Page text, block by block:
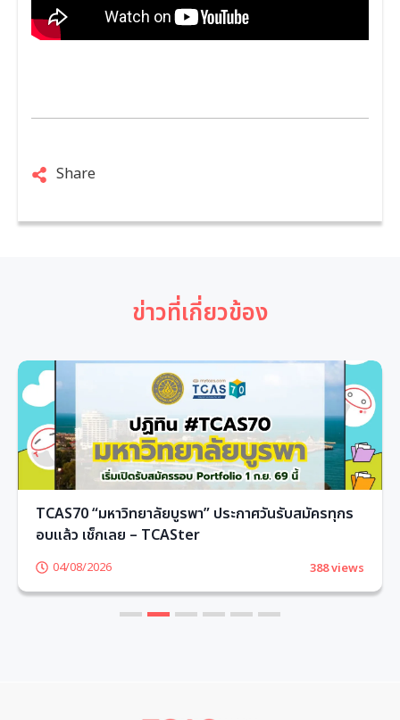
Share
ข่าวที่เกี่ยวข้อง
TCAS70 “มหาวิทยาลัยบูรพา” ประกาศวันรับสมัครทุกร
อบแล้ว เช็กเลย – TCASter
04/08/2026 388 views
3 4 5 6